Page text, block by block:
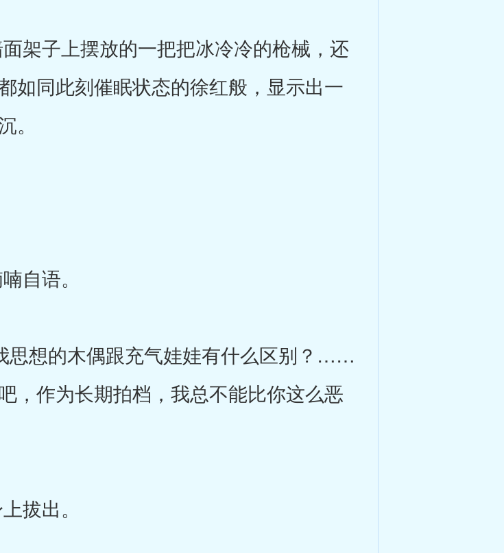
子上摆放的一把把冰冷冷的枪械，还
如同此刻催眠状态的徐红般，显示出一
自语。
想的木偶跟充气娃娃有什么区别？……
，作为长期拍档，我总不能比你这么恶
拔出。